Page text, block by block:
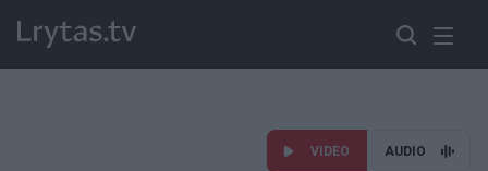
VIDEO AUDIO